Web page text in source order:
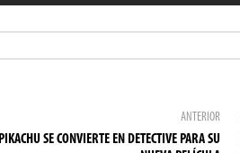
ANTERIOR
PIKACHU SE CONVIERTE EN DETECTIVE PARA SU